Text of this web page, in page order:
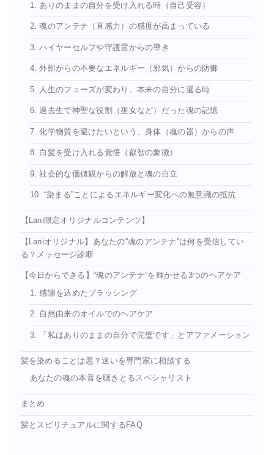
1. ありのままの自分を受け入れる時（自己受容）
2. 魂のアンテナ（直感力）の感度が高まっている
3. ハイヤーセルフや守護霊からの導き
4. 外部からの不要なエネルギー（邪気）からの防御
5. 人生のフェーズが変わり、本来の自分に還る時
6. 過去生で神聖な役割（巫女など）だった魂の記憶
7. 化学物質を避けたいという、身体（魂の器）からの声
8. 白髪を受け入れる覚悟（叡智の象徴）
9. 社会的な価値観からの解放と魂の自立
10. “染まる”ことによるエネルギー変化への無意識の抵抗
【Lani限定オリジナルコンテンツ】
【Laniオリジナル】あなたの“魂のアンテナ”は何を受信してい
る？メッセージ診断
【今日からできる】“魂のアンテナ”を輝かせる3つのヘアケア
1. 感謝を込めたブラッシング
2. 自然由来のオイルでのヘアケア
3. 「私はありのままの自分で完璧です」とアファメーション
髪を染めることは悪？迷いを専門家に相談する
あなたの魂の本音を聴きとるスペシャリスト
まとめ
髪とスピリチュアルに関するFAQ